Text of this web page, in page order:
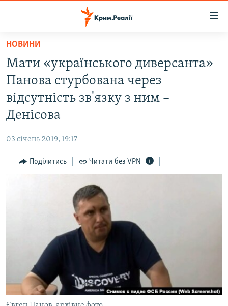
Перейти
основного
матеріалу
Перейти
до
основної
Перейти
пошуку
ВОДА.КРИМ
ВІДЕО ТА ФОТО
ПОЛІТИКА
ІНТЕРВ'Ю
ВІДЕОУРОКИ «ELIFBE»
СВІДЧЕННЯ ОКУПАЦІЇ
УКРАЇНСЬКА ПРОБЛЕМА КРИМУ
ІНФОГРАФІКА
ЯК ОБІЙТИ БЛОКУВАННЯ
Qırımtatar
ДОЛУЧАЙСЯ!
НОВИНИ
Мати «українського диверсанта»
Панова стурбована через
відсутність зв'язку з ним –
Денісова
03 січень 2019, 19:17
Поділитись Читати без VPN